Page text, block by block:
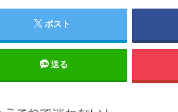
ポスト
送る